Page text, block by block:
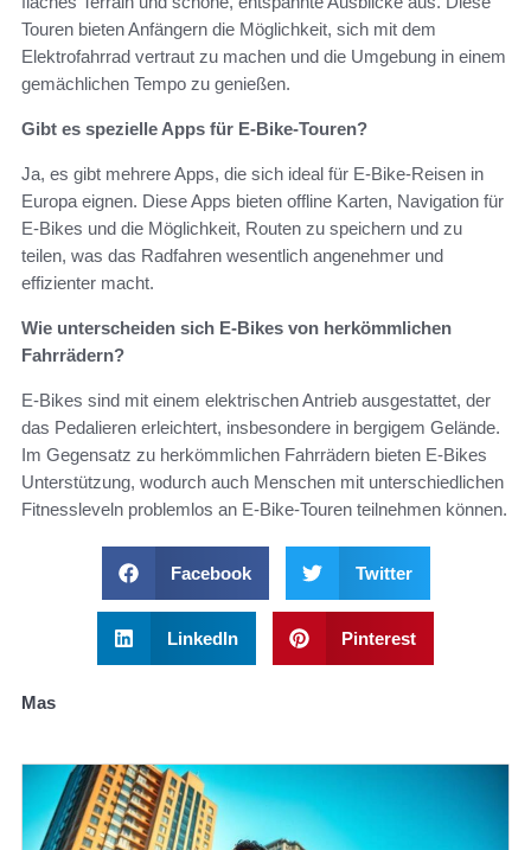
Touren bieten Anfängern die Möglichkeit, sich mit dem
Elektrofahrrad vertraut zu machen und die Umgebung in einem
gemächlichen Tempo zu genießen.
Gibt es spezielle Apps für E-Bike-Touren?
Ja, es gibt mehrere Apps, die sich ideal für E-Bike-Reisen in
Europa eignen. Diese Apps bieten offline Karten, Navigation für
E-Bikes und die Möglichkeit, Routen zu speichern und zu
teilen, was das Radfahren wesentlich angenehmer und
effizienter macht.
Wie unterscheiden sich E-Bikes von herkömmlichen
Fahrrädern?
E-Bikes sind mit einem elektrischen Antrieb ausgestattet, der
das Pedalieren erleichtert, insbesondere in bergigem Gelände.
Im Gegensatz zu herkömmlichen Fahrrädern bieten E-Bikes
Unterstützung, wodurch auch Menschen mit unterschiedlichen
Fitnessleveln problemlos an E-Bike-Touren teilnehmen können.
Facebook Twitter
LinkedIn Pinterest
Mas